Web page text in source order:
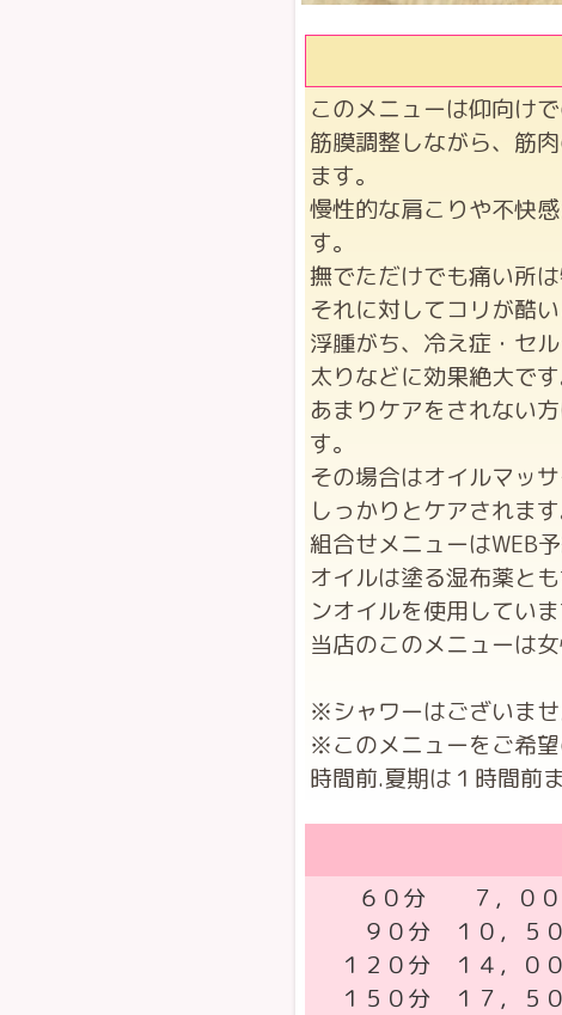
このメニューは仰向け
筋膜調整しながら、筋
ます。
慢性的な肩こりや不快
す。
撫でただけでも痛い所
それに対してコリが酷
浮腫がち、冷え症・セ
太りなどに効果絶大です
あまりケアをされない
す。
その場合はオイルマッ
しっかりとケアされます
組合せメニューはWEB
オイルは塗る湿布薬と
ンオイルを使用していま
当店のこのメニューは
※シャワーはございませ
※このメニューをご希
時間前.夏期は１時間前
６０分 ７，００
９０分 １０，５０
１２０分 １４，０
１５０分 １７，５